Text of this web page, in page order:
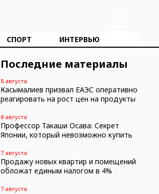
СПОРТ ИНТЕРВЬЮ
Последние материалы
8 августа
Касымалиев призвал ЕАЭС оперативно
реагировать на рост цен на продукты
8 августа
Профессор Такаши Осава: Секрет
Японии, который невозможно купить
7 августа
Продажу новых квартир и помещений
обложат единым налогом в 4%
7 августа